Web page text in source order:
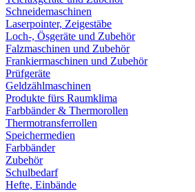
Schneidemaschinen
Laserpointer, Zeigestäbe
Loch-, Ösgeräte und Zubehör
Falzmaschinen und Zubehör
Frankiermaschinen und Zubehör
Prüfgeräte
Geldzählmaschinen
Produkte fürs Raumklima
Farbbänder & Thermorollen
Thermotransferrollen
Speichermedien
Farbbänder
Zubehör
Schulbedarf
Hefte, Einbände